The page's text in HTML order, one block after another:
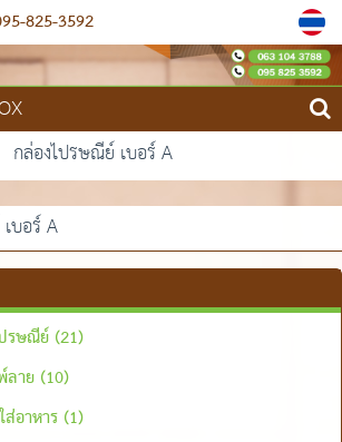
825-3592
กล่องไปรษณีย์ เบอร์ A
บอร์ A
รษณีย์ (21)
ลาย (10)
อาหาร (1)